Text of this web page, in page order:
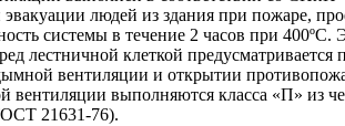
эвакуации людей из здания при пожаре,
системы в течение 2 часов при
лестничной клеткой
вентиляции и открытии
вентиляции выполняются класса «П» из
21631-76).